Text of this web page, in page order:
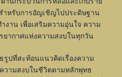
ำหรับการอัญเชิญไปประดิษฐาน
าน เพื่อเสริมความอุ่นใจ ความ
ยากาศแห่งความสงบในทุกวัน
ปที่สะท้อนแนวคิดเรื่องความ
วามสงบในชีวิตตามหลักพุทธ